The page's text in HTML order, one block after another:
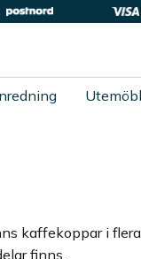
kaffekoppar i
finns.